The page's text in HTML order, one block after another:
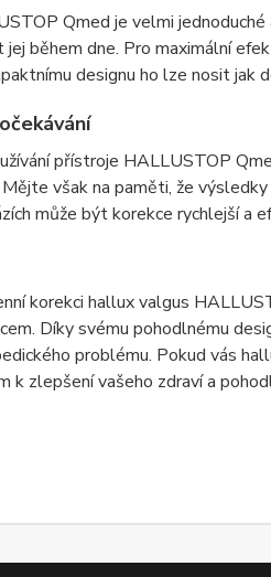
Qmed je velmi
jej během dne. Pro maximální
designu ho lze nosit jak
přístroje HALLUSTOP
však na paměti, že
může být korekce rychlejší a
korekci hallux valgus
Díky svému pohodlnému
problému. Pokud vás
k zlepšení vašeho zdraví a